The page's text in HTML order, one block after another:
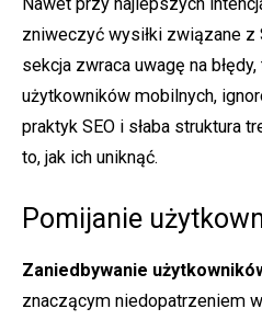
zniweczyć wysiłki związane z
sekcja zwraca uwagę na
użytkowników mobilnych,
praktyk SEO i słaba struktura
to, jak ich uniknąć.
Pomijanie
Zaniedbywanie
znaczącym niedopatrzeniem